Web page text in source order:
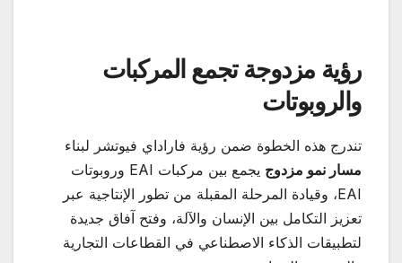
رؤية مزدوجة تجمع المركبات
والروبوتات
تندرج هذه الخطوة ضمن رؤية فاراداي فيوتشر لبناء
مسار نمو مزدوج
يجمع بين مركبات EAI وروبوتات
EAI، وقيادة المرحلة المقبلة من تطور الإنتاجية عبر
تعزيز التكامل بين الإنسان والآلة، وفتح آفاق جديدة
لتطبيقات الذكاء الاصطناعي في القطاعات التجارية